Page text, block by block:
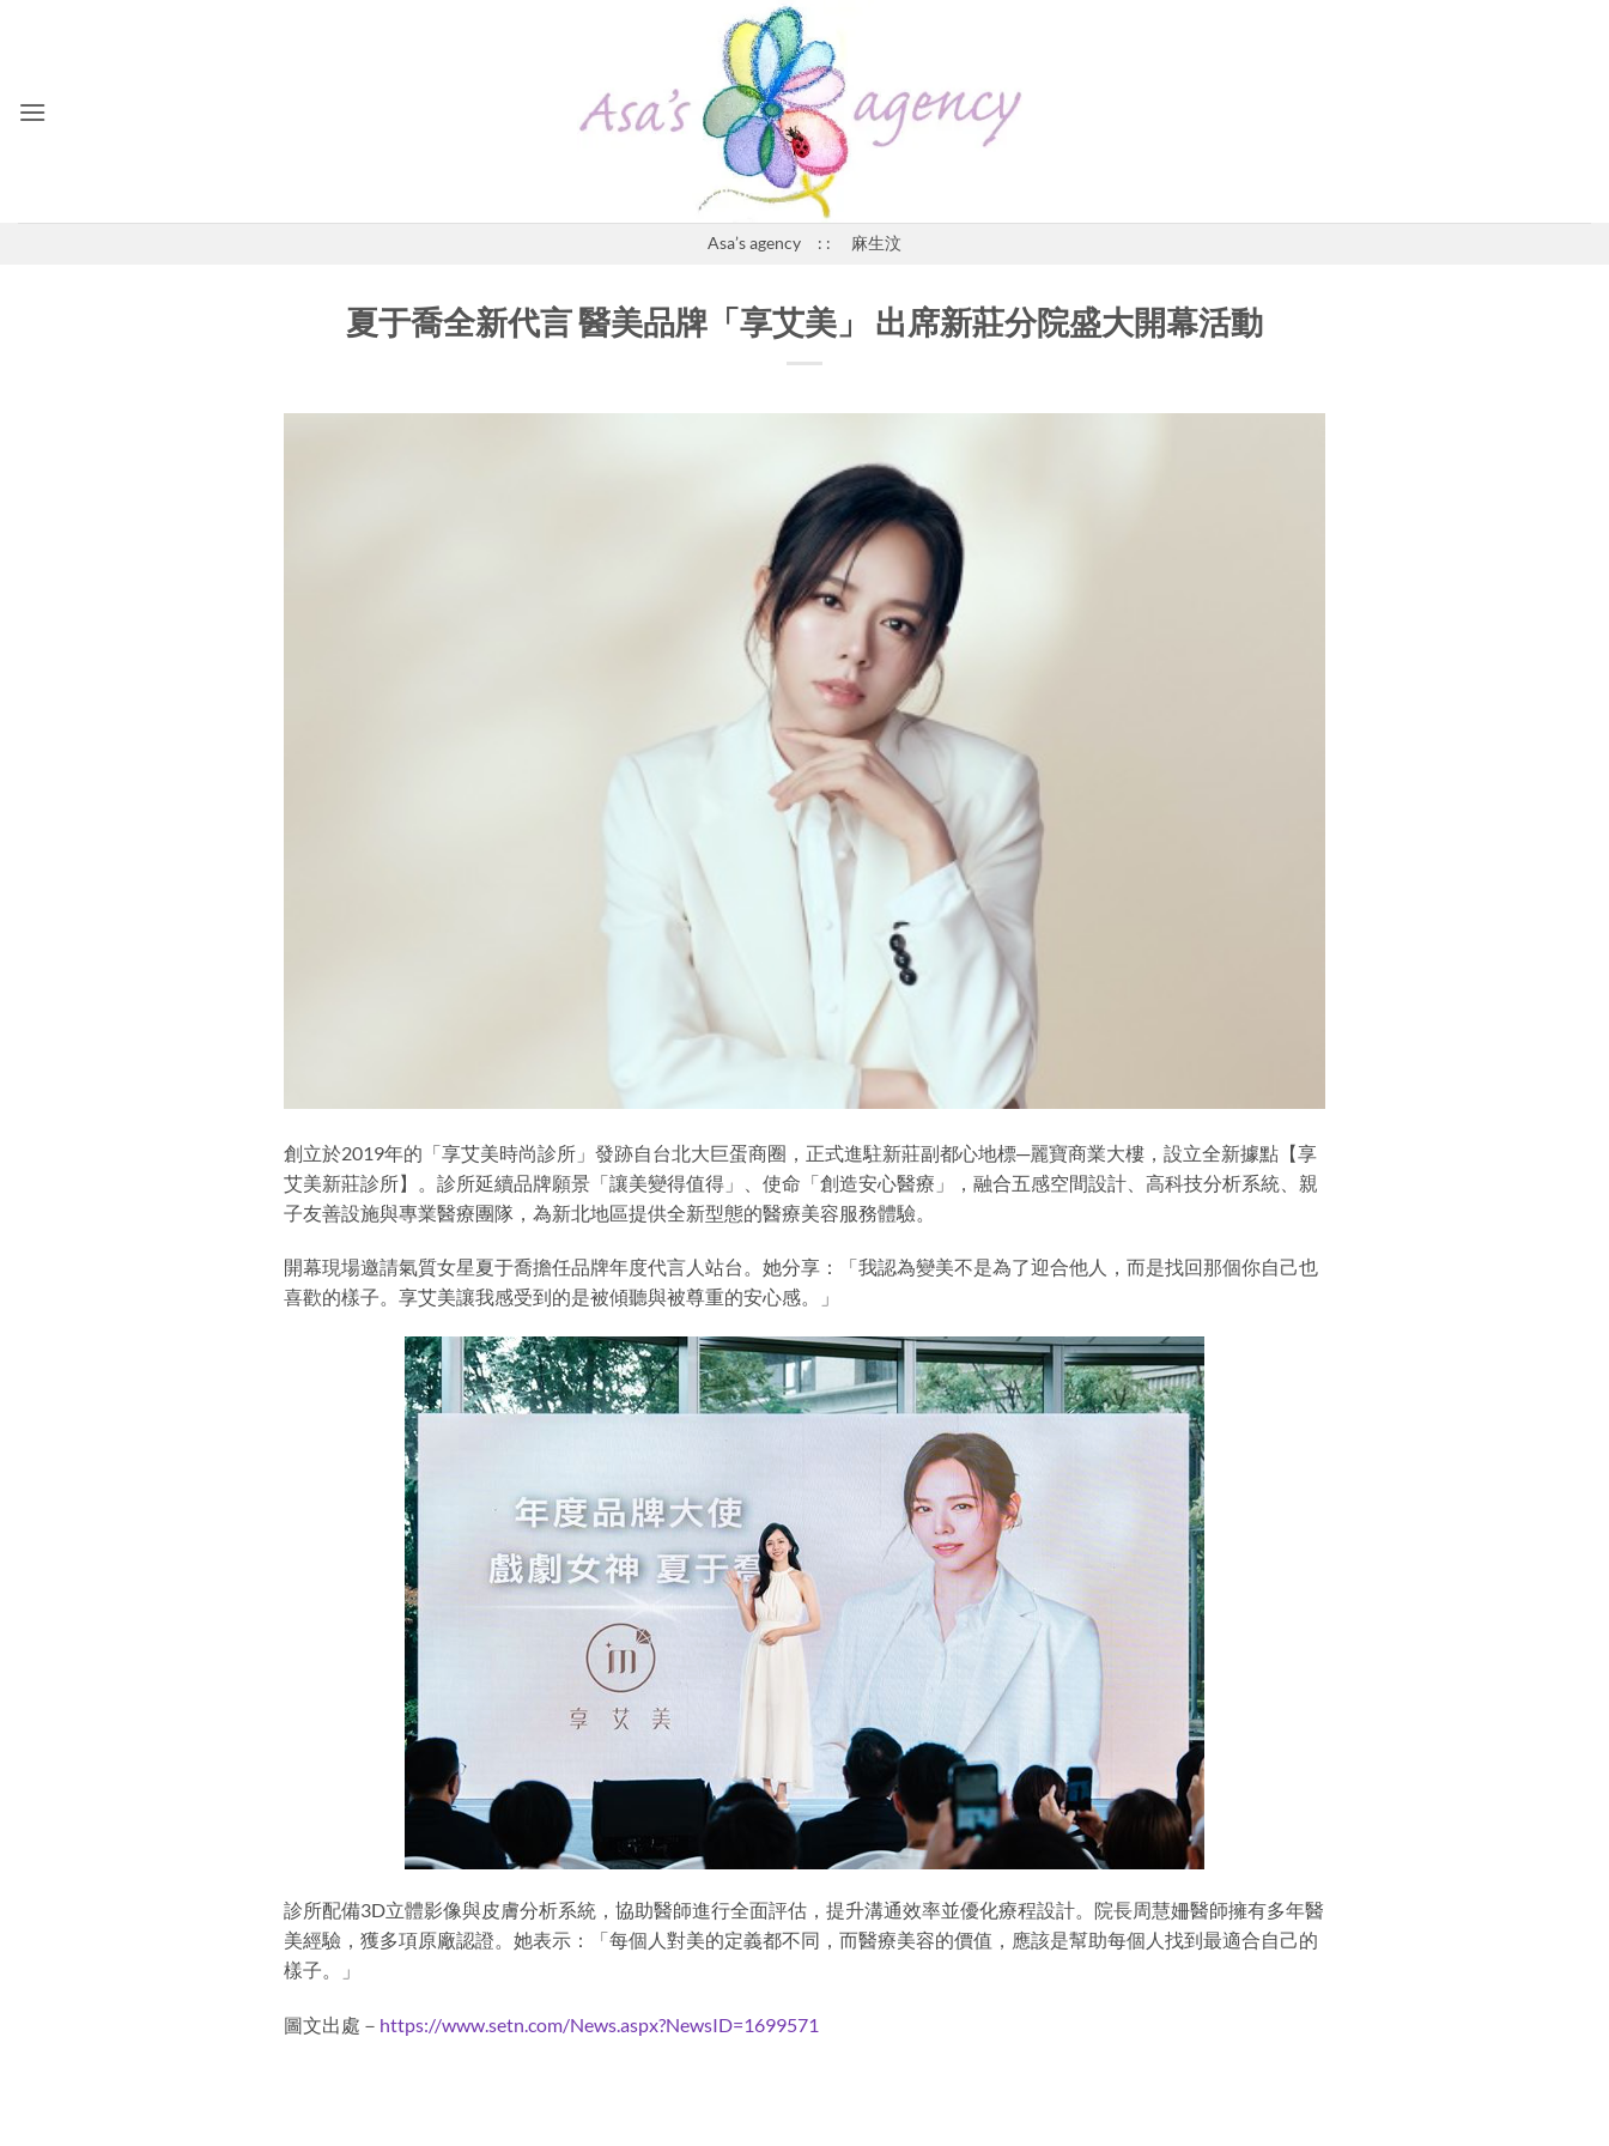
Asa’s agency : : 麻生汶
夏于喬全新代言 醫美品牌「享艾美」 出席新莊分院盛大開幕活動
創立於2019年的「享艾美時尚診所」發跡自台北大巨蛋商圈，正式進駐新莊副都心地標─麗寶商業大樓，設立全新據點【享
艾美新莊診所】。診所延續品牌願景「讓美變得值得」、使命「創造安心醫療」，融合五感空間設計、高科技分析系統、親
子友善設施與專業醫療團隊，為新北地區提供全新型態的醫療美容服務體驗。
開幕現場邀請氣質女星夏于喬擔任品牌年度代言人站台。她分享：「我認為變美不是為了迎合他人，而是找回那個你自己也
喜歡的樣子。享艾美讓我感受到的是被傾聽與被尊重的安心感。」
診所配備3D立體影像與皮膚分析系統，協助醫師進行全面評估，提升溝通效率並優化療程設計。院長周慧姍醫師擁有多年醫
美經驗，獲多項原廠認證。她表示：「每個人對美的定義都不同，而醫療美容的價值，應該是幫助每個人找到最適合自己的
樣子。」
圖文出處－ https://www.setn.com/News.aspx?NewsID=1699571